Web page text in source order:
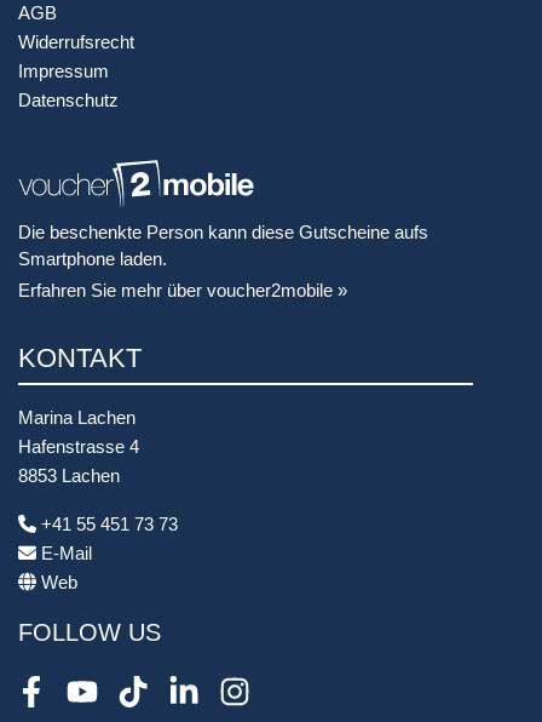
AGB
Widerrufsrecht
Impressum
Datenschutz
Die beschenkte Person kann diese Gutscheine aufs
Smartphone laden.
Erfahren Sie mehr über voucher2mobile »
KONTAKT
Marina Lachen
Hafenstrasse 4
8853 Lachen
+41 55 451 73 73
E-Mail
Web
FOLLOW US
FacebookYoutubeTikTokLinkedInInstagram